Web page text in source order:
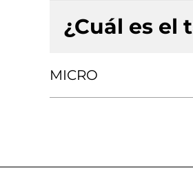
¿Cuál es el
MICRO